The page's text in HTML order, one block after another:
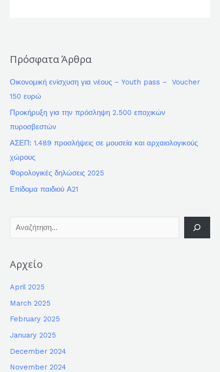
Πρόσφατα Άρθρα
Οικονομική ενίσχυση για νέους – Youth pass – Voucher
150 ευρώ
Προκήρυξη για την πρόσληψη 2.500 εποχικών
πυροσβεστών
ΑΣΕΠ: 1.489 προσλήψεις σε μουσεία και αρχαιολογικούς
χώρους
Φορολογικές δηλώσεις 2025
Επίδομα παιδιού Α21
Αρχείο
April 2025
March 2025
February 2025
January 2025
December 2024
November 2024